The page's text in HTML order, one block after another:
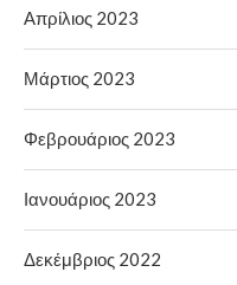
Απρίλιος 2023
Μάρτιος 2023
Φεβρουάριος 2023
Ιανουάριος 2023
Δεκέμβριος 2022